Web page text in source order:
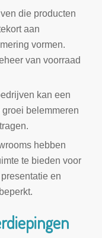
die producten
aan
vormen.
van voorraad
kan een
belemmeren
hebben
te bieden voor
en